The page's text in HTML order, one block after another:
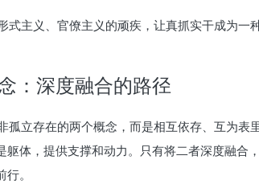
式主义、官僚主义的顽疾，让真抓实干成为一
：深度融合的路径
孤立存在的两个概念，而是相互依存、互为表
体，提供支撑和动力。只有将二者深度融合
。